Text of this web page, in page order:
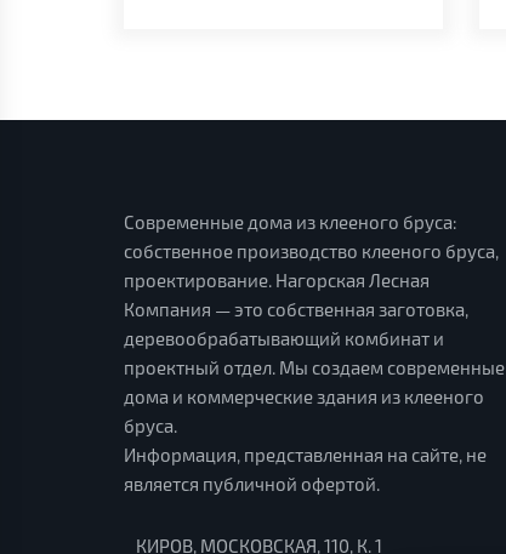
Современные дома из клееного бруса:
собственное производство клееного бруса,
проектирование. Нагорская Лесная
Компания — это собственная заготовка,
деревообрабатывающий комбинат и
проектный отдел. Мы создаем современные
дома и коммерческие здания из клееного
бруса.
Информация, представленная на сайте, не
является публичной офертой.
КИРОВ, МОСКОВСКАЯ, 110, К. 1